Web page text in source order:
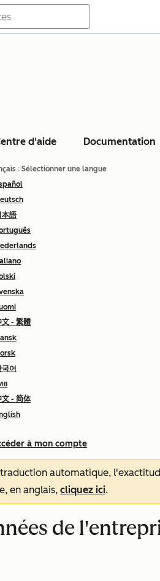
d'aide Documentation
: Sélectionner une langue
本語
文 - 繁體
국어
ย
文 - 简体
à mon compte
automatique,
en anglais, cliquez ici.
de